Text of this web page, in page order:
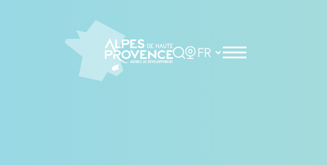
Rechercher
Choisir la langue